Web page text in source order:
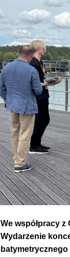
We współpracy
Wydarzenie